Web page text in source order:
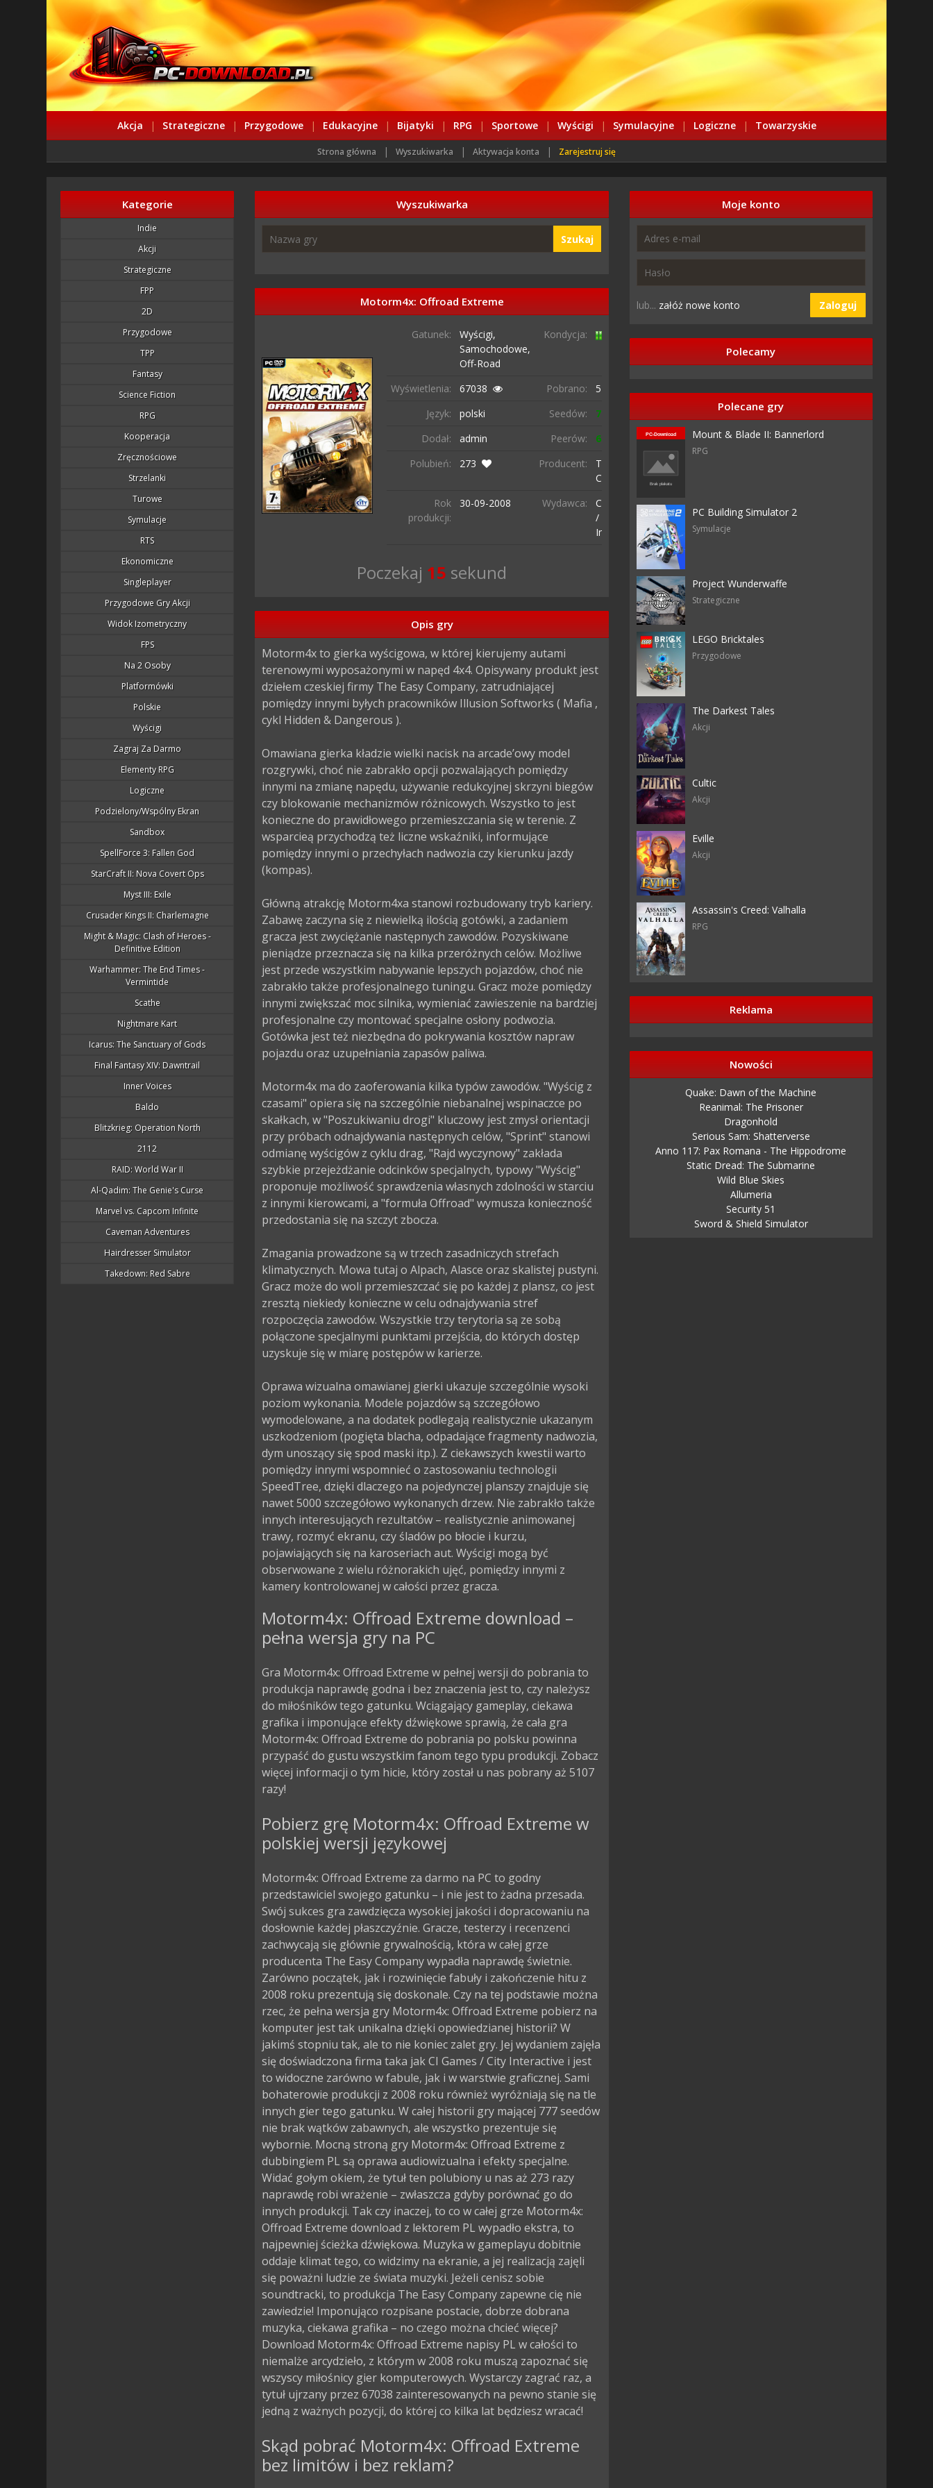
Akcja | Strategiczne | Przygodowe | Edukacyjne | Bijatyki | RPG | Sportowe | Wyścigi | Symulacyjne | Logiczne | Towarzyskie
Strona główna | Wyszukiwarka | Aktywacja konta | Zarejestruj się
Kategorie
Indie
Akcji
Strategiczne
FPP
2D
Przygodowe
TPP
Fantasy
Science Fiction
RPG
Kooperacja
Zręcznościowe
Strzelanki
Turowe
Symulacje
RTS
Ekonomiczne
Singleplayer
Przygodowe Gry Akcji
Widok Izometryczny
FPS
Na 2 Osoby
Platformówki
Polskie
Wyścigi
Zagraj Za Darmo
Elementy RPG
Logiczne
Podzielony/wspólny Ekran
Sandbox
SpellForce 3: Fallen God
StarCraft II: Nova Covert Ops
Myst III: Exile
Crusader Kings II: Charlemagne
Might & Magic: Clash of Heroes -
Definitive Edition
Warhammer: The End Times -
Vermintide
Scathe
Nightmare Kart
Icarus: The Sanctuary of Gods
Final Fantasy XIV: Dawntrail
Inner Voices
Baldo
Blitzkrieg: Operation North
2112
RAID: World War II
Al-Qadim: The Genie's Curse
Marvel vs. Capcom Infinite
Caveman Adventures
Hairdresser Simulator
Takedown: Red Sabre
Wyszukiwarka
Szukaj
Motorm4x: Offroad Extreme
Gatunek:
Wyścigi,
Samochodowe,
Off-Road
Kondycja:
Wyświetlenia: 67038 Pobrano:
5107 razy
Język:
polski Seedów:
777
Dodał:
admin Peerów:
6
Polubień:
273 Producent:
The Easy
Company
Rok
produkcji:
30-09-2008 Wydawca:
CI Games
/ City
Interactive
Poczekaj 14 sekund
Opis gry
Motorm4x to gierka wyścigowa, w której kierujemy autami
terenowymi wyposażonymi w napęd 4x4. Opisywany produkt jest
dziełem czeskiej firmy The Easy Company, zatrudniającej
pomiędzy innymi byłych pracowników Illusion Softworks ( Mafia ,
cykl Hidden & Dangerous ).
Omawiana gierka kładzie wielki nacisk na arcade’owy model
rozgrywki, choć nie zabrakło opcji pozwalających pomiędzy
innymi na zmianę napędu, używanie redukcyjnej skrzyni biegów
czy blokowanie mechanizmów różnicowych. Wszystko to jest
konieczne do prawidłowego przemieszczania się w terenie. Z
wsparcieą przychodzą też liczne wskaźniki, informujące
pomiędzy innymi o przechyłach nadwozia czy kierunku jazdy
(kompas).
Główną atrakcję Motorm4xa stanowi rozbudowany tryb kariery.
Zabawę zaczyna się z niewielką ilością gotówki, a zadaniem
gracza jest zwyciężanie następnych zawodów. Pozyskiwane
pieniądze przeznacza się na kilka przeróżnych celów. Możliwe
jest przede wszystkim nabywanie lepszych pojazdów, choć nie
zabrakło także profesjonalnego tuningu. Gracz może pomiędzy
innymi zwiększać moc silnika, wymieniać zawieszenie na bardziej
profesjonalne czy montować specjalne osłony podwozia.
Gotówka jest też niezbędna do pokrywania kosztów napraw
pojazdu oraz uzupełniania zapasów paliwa.
Motorm4x ma do zaoferowania kilka typów zawodów. "Wyścig z
czasami" opiera się na szczególnie niebanalnej wspinaczce po
skałkach, w "Poszukiwaniu drogi" kluczowy jest zmysł orientacji
przy próbach odnajdywania następnych celów, "Sprint" stanowi
odmianę wyścigów z cyklu drag, "Rajd wyczynowy" zakłada
szybkie przejeżdżanie odcinków specjalnych, typowy "Wyścig"
proponuje możliwość sprawdzenia własnych zdolności w starciu
z innymi kierowcami, a "formuła Offroad" wymusza konieczność
przedostania się na szczyt zbocza.
Zmagania prowadzone są w trzech zasadniczych strefach
klimatycznych. Mowa tutaj o Alpach, Alasce oraz skalistej pustyni.
Gracz może do woli przemieszczać się po każdej z plansz, co jest
zresztą niekiedy konieczne w celu odnajdywania stref
rozpoczęcia zawodów. Wszystkie trzy terytoria są ze sobą
połączone specjalnymi punktami przejścia, do których dostęp
uzyskuje się w miarę postępów w karierze.
Oprawa wizualna omawianej gierki ukazuje szczególnie wysoki
poziom wykonania. Modele pojazdów są szczegółowo
wymodelowane, a na dodatek podlegają realistycznie ukazanym
uszkodzeniom (pogięta blacha, odpadające fragmenty nadwozia,
dym unoszący się spod maski itp.). Z ciekawszych kwestii warto
pomiędzy innymi wspomnieć o zastosowaniu technologii
SpeedTree, dzięki dlaczego na pojedynczej planszy znajduje się
nawet 5000 szczegółowo wykonanych drzew. Nie zabrakło także
innych interesujących rezultatów – realistycznie animowanej
trawy, rozmyć ekranu, czy śladów po błocie i kurzu,
pojawiających się na karoseriach aut. Wyścigi mogą być
obserwowane z wielu różnorakich ujęć, pomiędzy innymi z
kamery kontrolowanej w całości przez gracza.
Motorm4x: Offroad Extreme download –
pełna wersja gry na PC
Gra Motorm4x: Offroad Extreme w pełnej wersji do pobrania to
produkcja naprawdę godna i bez znaczenia jest to, czy należysz
do miłośników tego gatunku. Wciągający gameplay, ciekawa
grafika i imponujące efekty dźwiękowe sprawią, że cała gra
Motorm4x: Offroad Extreme do pobrania po polsku powinna
przypaść do gustu wszystkim fanom tego typu produkcji. Zobacz
więcej informacji o tym hicie, który został u nas pobrany aż 5107
razy!
Pobierz grę Motorm4x: Offroad Extreme w
polskiej wersji językowej
Motorm4x: Offroad Extreme za darmo na PC to godny
przedstawiciel swojego gatunku – i nie jest to żadna przesada.
Swój sukces gra zawdzięcza wysokiej jakości i dopracowaniu na
dosłownie każdej płaszczyźnie. Gracze, testerzy i recenzenci
zachwycają się głównie grywalnością, która w całej grze
producenta The Easy Company wypadła naprawdę świetnie.
Zarówno początek, jak i rozwinięcie fabuły i zakończenie hitu z
2008 roku prezentują się doskonale. Czy na tej podstawie można
rzec, że pełna wersja gry Motorm4x: Offroad Extreme pobierz na
komputer jest tak unikalna dzięki opowiedzianej historii? W
jakimś stopniu tak, ale to nie koniec zalet gry. Jej wydaniem zajęła
się doświadczona firma taka jak CI Games / City Interactive i jest
to widoczne zarówno w fabule, jak i w warstwie graficznej. Sami
bohaterowie produkcji z 2008 roku również wyróżniają się na tle
innych gier tego gatunku. W całej historii gry mającej 777 seedów
nie brak wątków zabawnych, ale wszystko prezentuje się
wybornie. Mocną stroną gry Motorm4x: Offroad Extreme z
dubbingiem PL są oprawa audiowizualna i efekty specjalne.
Widać gołym okiem, że tytuł ten polubiony u nas aż 273 razy
naprawdę robi wrażenie – zwłaszcza gdyby porównać go do
innych produkcji. Tak czy inaczej, to co w całej grze Motorm4x:
Offroad Extreme download z lektorem PL wypadło ekstra, to
najpewniej ścieżka dźwiękowa. Muzyka w gameplayu dobitnie
oddaje klimat tego, co widzimy na ekranie, a jej realizacją zajęli
się poważni ludzie ze świata muzyki. Jeżeli cenisz sobie
soundtracki, to produkcja The Easy Company zapewne cię nie
zawiedzie! Imponująco rozpisane postacie, dobrze dobrana
muzyka, ciekawa grafika – no czego można chcieć więcej?
Download Motorm4x: Offroad Extreme napisy PL w całości to
niemalże arcydzieło, z którym w 2008 roku muszą zapoznać się
wszyscy miłośnicy gier komputerowych. Wystarczy zagrać raz, a
tytuł ujrzany przez 67038 zainteresowanych na pewno stanie się
jedną z ważnych pozycji, do której co kilka lat będziesz wracać!
Skąd pobrać Motorm4x: Offroad Extreme
bez limitów i bez reklam?
Moje konto
lub... załóż nowe konto Zaloguj
Polecamy
Polecane gry
Mount & Blade II: Bannerlord
RPG
PC Building Simulator 2
Symulacje
Project Wunderwaffe
Strategiczne
LEGO Bricktales
Przygodowe
The Darkest Tales
Akcji
Cultic
Akcji
Eville
Akcji
Assassin's Creed: Valhalla
RPG
Reklama
Nowości
Quake: Dawn of the Machine
Reanimal: The Prisoner
Dragonhold
Serious Sam: Shatterverse
Anno 117: Pax Romana - The Hippodrome
Static Dread: The Submarine
Wild Blue Skies
Allumeria
Security 51
Sword & Shield Simulator